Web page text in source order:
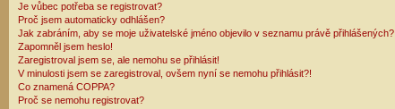
Je vůbec potřeba se registrovat?
Proč jsem automaticky odhlášen?
Jak zabráním, aby se moje uživatelské jméno objevilo v seznamu právě přihlášených?
Zapomněl jsem heslo!
Zaregistroval jsem se, ale nemohu se přihlásit!
V minulosti jsem se zaregistroval, ovšem nyní se nemohu přihlásit?!
Co znamená COPPA?
Proč se nemohu registrovat?